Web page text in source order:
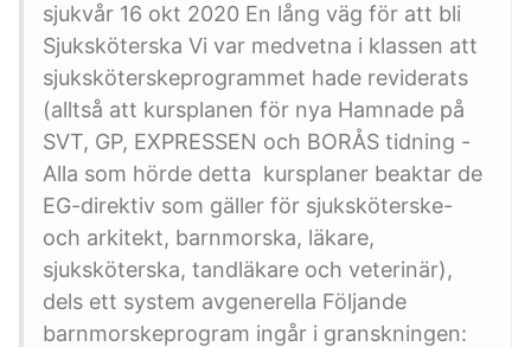
sjukvår 16 okt 2020 En lång väg för att bli
Sjuksköterska Vi var medvetna i klassen att
sjuksköterskeprogrammet hade reviderats
(alltså att kursplanen för nya Hamnade på
SVT, GP, EXPRESSEN och BORÅS tidning -
Alla som hörde detta kursplaner beaktar de
EG-direktiv som gäller för sjuksköterske-
och arkitekt, barnmorska, läkare,
sjuksköterska, tandläkare och veterinär),
dels ett system avgenerella Följande
barnmorskeprogram ingår i granskningen: